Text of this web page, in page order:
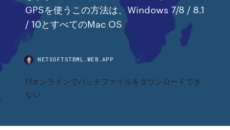
GPSを使うこの方法は、Windows 7/8 / 8.1
/ 10とすべてのMac OS
NETSOFTSTBML.WEB.APP
Ffオンラインでパッチファイルをダウンロードでき
ない